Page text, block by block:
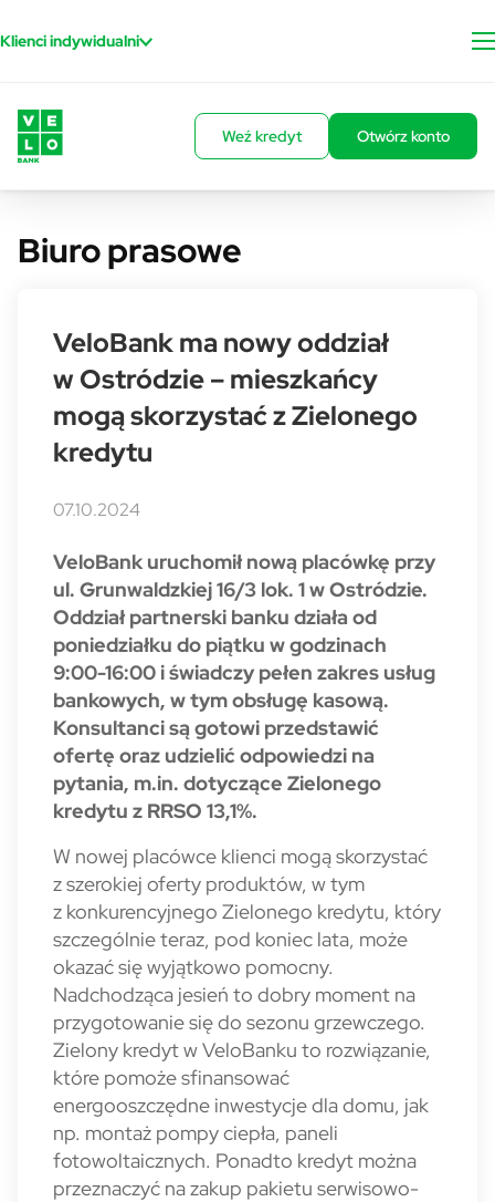
Klienci indywidualni
Weź kredyt Otwórz konto
Biuro prasowe
VeloBank ma nowy oddział
w Ostródzie – mieszkańcy
mogą skorzystać z Zielonego
kredytu
07.10.2024
VeloBank uruchomił nową placówkę przy
ul. Grunwaldzkiej 16/3 lok. 1 w Ostródzie.
Oddział partnerski banku działa od
poniedziałku do piątku w godzinach
9:00-16:00 i świadczy pełen zakres usług
bankowych, w tym obsługę kasową.
Konsultanci są gotowi przedstawić
ofertę oraz udzielić odpowiedzi na
pytania, m.in. dotyczące Zielonego
kredytu z RRSO 13,1%.
W nowej placówce klienci mogą skorzystać
z szerokiej oferty produktów, w tym
z konkurencyjnego Zielonego kredytu, który
szczególnie teraz, pod koniec lata, może
okazać się wyjątkowo pomocny.
Nadchodząca jesień to dobry moment na
przygotowanie się do sezonu grzewczego.
Zielony kredyt w VeloBanku to rozwiązanie,
które pomoże sfinansować
energooszczędne inwestycje dla domu, jak
np. montaż pompy ciepła, paneli
fotowoltaicznych. Ponadto kredyt można
przeznaczyć na zakup pakietu serwisowo-